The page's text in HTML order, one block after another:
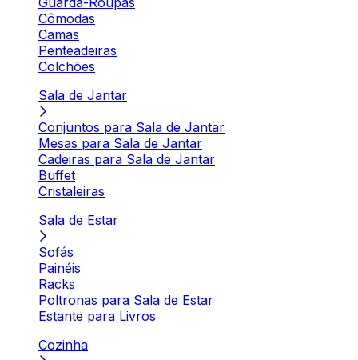
Cômodas
Camas
Penteadeiras
Colchões
Sala de Jantar
Conjuntos para Sala de Jantar
Mesas para Sala de Jantar
Cadeiras para Sala de Jantar
Buffet
Cristaleiras
Sala de Estar
Sofás
Painéis
Racks
Poltronas para Sala de Estar
Estante para Livros
Cozinha